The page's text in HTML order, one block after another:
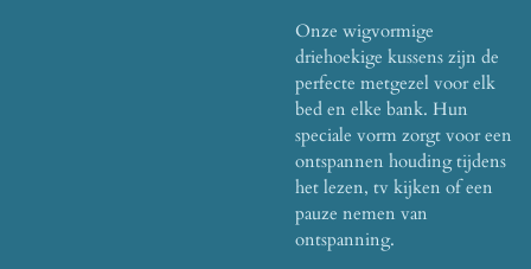
Onze wigvormige
driehoekige kussens zijn de
perfecte metgezel voor elk
bed en elke bank. Hun
speciale vorm zorgt voor een
ontspannen houding tijdens
het lezen, tv kijken of een
pauze nemen van
ontspanning.